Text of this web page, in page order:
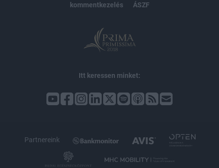
kommentkezelés
ÁSZF
Itt keressen minket:
Partnereink